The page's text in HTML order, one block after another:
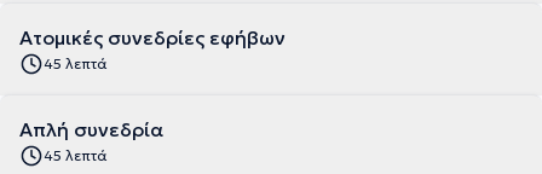
Ατομικές συνεδρίες εφήβων
45 λεπτά
Απλή συνεδρία
45 λεπτά